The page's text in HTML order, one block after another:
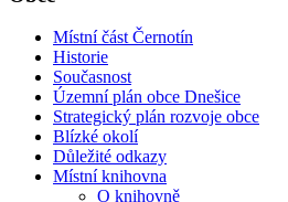
Místní část Černotín
Historie
Současnost
Územní plán obce Dnešice
Strategický plán rozvoje obce
Blízké okolí
Důležité odkazy
Místní knihovna
O knihovně